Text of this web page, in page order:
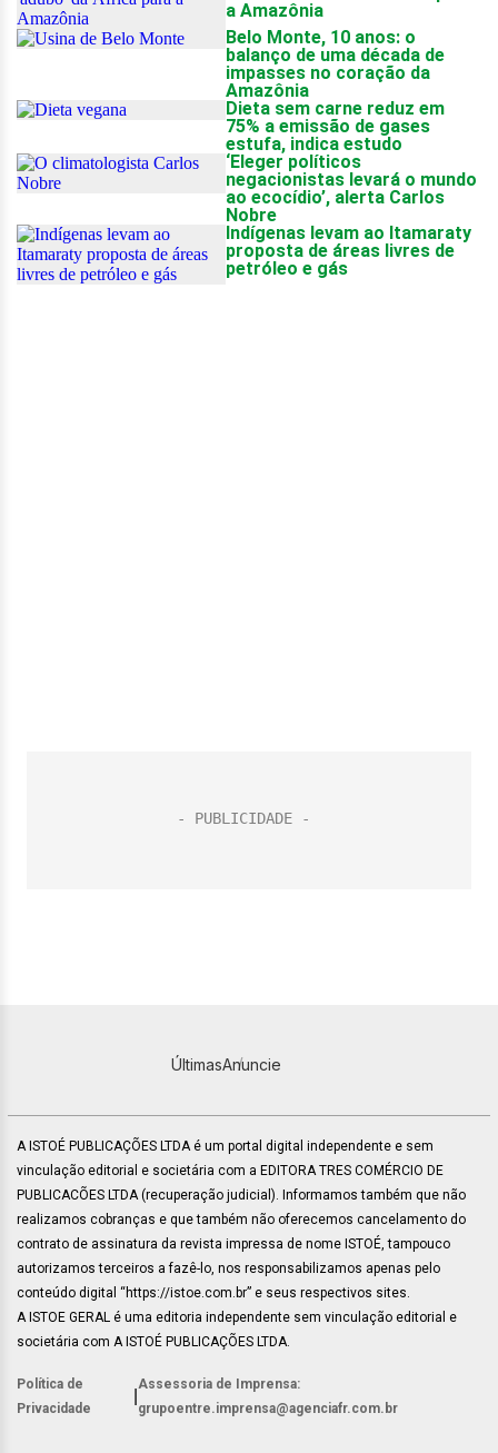
ÚltimasAnuncie
A ISTOÉ PUBLICAÇÕES LTDA é um portal digital independente e sem
vinculação editorial e societária com a EDITORA TRES COMÉRCIO DE
PUBLICACÕES LTDA (recuperação judicial). Informamos também que não
realizamos cobranças e que também não oferecemos cancelamento do
contrato de assinatura da revista impressa de nome ISTOÉ, tampouco
autorizamos terceiros a fazê-lo, nos responsabilizamos apenas pelo
conteúdo digital “https://istoe.com.br” e seus respectivos sites.
A ISTOE GERAL é uma editoria independente sem vinculação editorial e
societária com A ISTOÉ PUBLICAÇÕES LTDA.
Política de
Privacidade
Assessoria de Imprensa:
grupoentre.imprensa@agenciafr.com.br